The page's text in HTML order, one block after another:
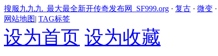
搜服九九九_最大最全新开传奇发布网_SF999.org · 复古 · 微变
网站地图| TAG标签
设为首页 设为收藏